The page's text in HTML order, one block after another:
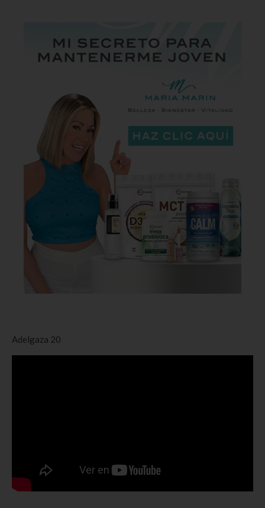
Adelgaza 20